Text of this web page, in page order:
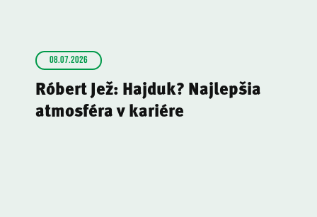
08.07.2026
Róbert Jež: Hajduk? Najlepšia
atmosféra v kariére